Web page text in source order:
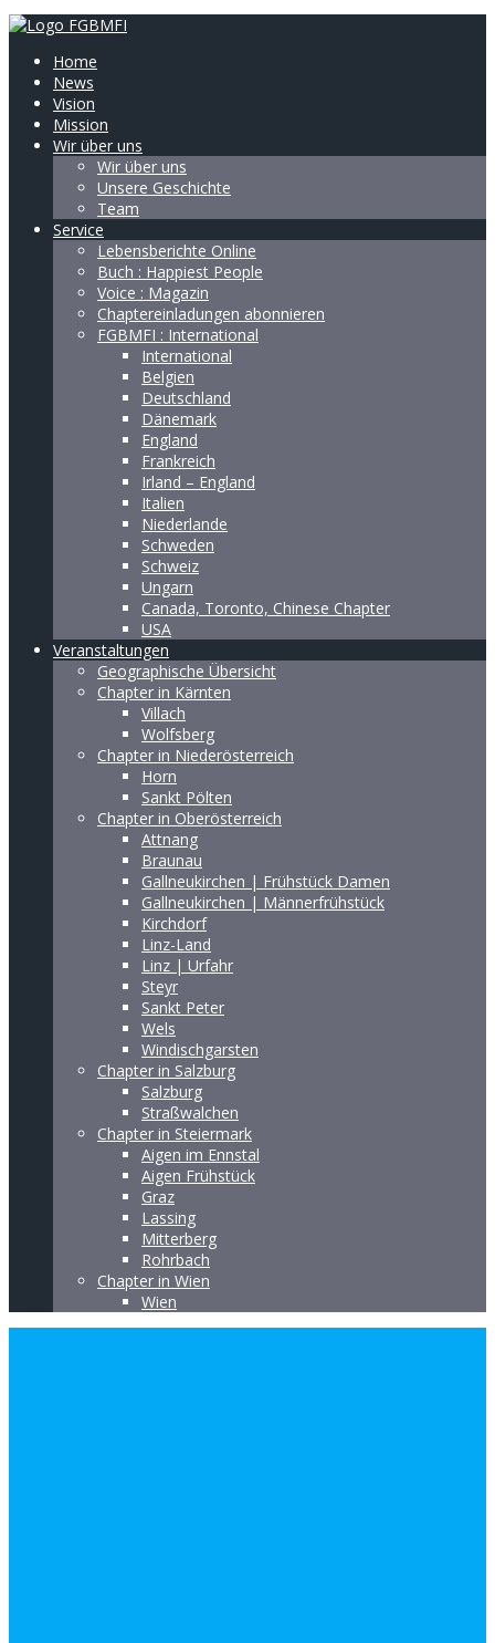
Home
News
Vision
Mission
Wir über uns
Wir über uns
Unsere Geschichte
Team
Service
Lebensberichte Online
Buch : Happiest People
Voice : Magazin
Chaptereinladungen abonnieren
FGBMFI : International
International
Belgien
Deutschland
Dänemark
England
Frankreich
Irland – England
Italien
Niederlande
Schweden
Schweiz
Ungarn
Canada, Toronto, Chinese Chapter
USA
Veranstaltungen
Geographische Übersicht
Chapter in Kärnten
Villach
Wolfsberg
Chapter in Niederösterreich
Horn
Sankt Pölten
Chapter in Oberösterreich
Attnang
Braunau
Gallneukirchen | Frühstück Damen
Gallneukirchen | Männerfrühstück
Kirchdorf
Linz-Land
Linz | Urfahr
Steyr
Sankt Peter
Wels
Windischgarsten
Chapter in Salzburg
Salzburg
Straßwalchen
Chapter in Steiermark
Aigen im Ennstal
Aigen Frühstück
Graz
Lassing
Mitterberg
Rohrbach
Chapter in Wien
Wien